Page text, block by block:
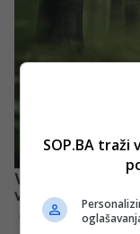
SOP.BA traži